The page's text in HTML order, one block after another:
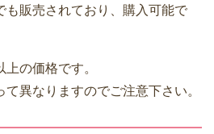
も販売されており、購入可能で
の価格です。
異なりますのでご注意下さい。